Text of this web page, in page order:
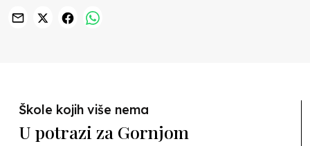
Škole kojih više nema
U potrazi za Gornjom